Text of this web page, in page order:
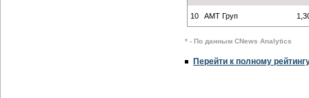
10 АМТ Груп
* - По данным CNews Analytics
Перейти к полному